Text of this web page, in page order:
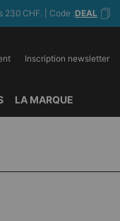
230 CHF. | Code :DEAL
Inscription newsletter
LA MARQUE